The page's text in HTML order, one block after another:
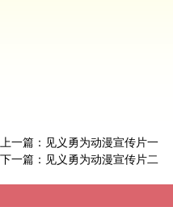
上一篇： 见义勇为动漫宣传片一
下一篇： 见义勇为动漫宣传片二